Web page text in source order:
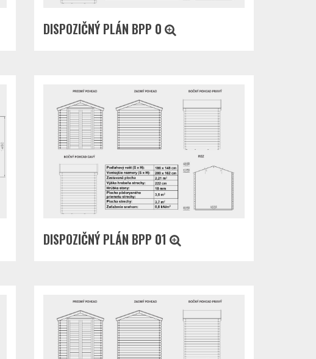
DISPOZIČNÝ PLÁN BPP 0
DISPOZIČNÝ PLÁN BPP 01